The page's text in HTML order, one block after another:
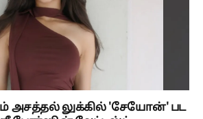
அசத்தல் லுக்கில் 'சேயோன்' பட